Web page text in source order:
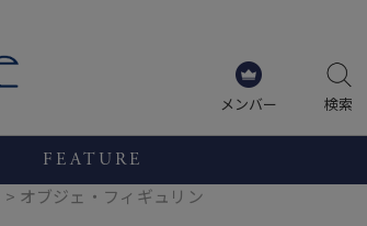
メンバー 検索
FEATURE
オブジェ・フィギュリン